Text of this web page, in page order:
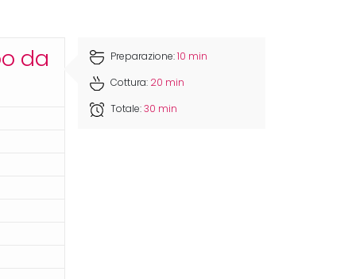
da Preparazione:10 min
Cottura: 20 min
Totale:30 min